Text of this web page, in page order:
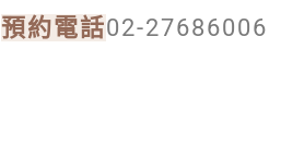
預約電話02-27686006